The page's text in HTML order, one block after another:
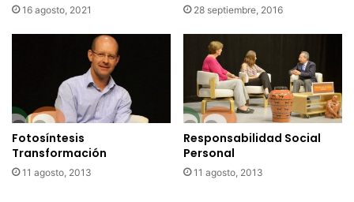
16 agosto, 2021 28 septiembre, 2016
Fotosíntesis
Transformación
11 agosto, 2013
Responsabilidad Social
Personal
11 agosto, 2013